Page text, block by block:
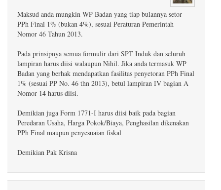
Maksud anda mungkin WP Badan yang tiap bulannya setor
PPh Final 1% (bukan 4%), sesuai Peraturan Pemerintah
Nomor 46 Tahun 2013.
Pada prinsipnya semua formulir dari SPT Induk dan seluruh
lampiran harus diisi walaupun Nihil. Jika anda termasuk WP
Badan yang berhak mendapatkan fasilitas penyetoran PPh Final
1% (sesuai PP No. 46 thn 2013), betul lampiran IV bagian A
Nomor 14 harus diisi.
Demikian juga Form 1771-I harus diisi baik pada bagian
Peredaran Usaha, Harga Pokok/Biaya, Penghasilan dikenakan
PPh Final maupun penyesuaian fiskal
Demikian Pak Krisna